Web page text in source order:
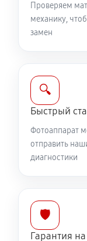
Комплексная
Программный
650D
Проверяем
механику,
замен
🔍
Быстрый
Фотоаппарат
отправить
диагностики
🛡️
Гарантия